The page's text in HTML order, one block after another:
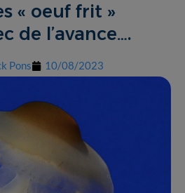
« oeuf frit »
de l’avance….
Pons 10/08/2023